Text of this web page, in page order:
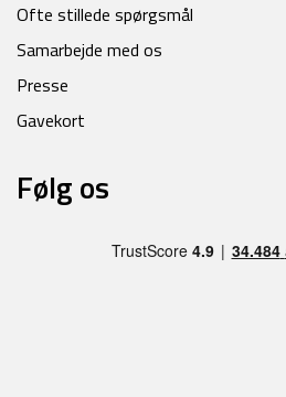
Ofte stillede spørgsmål
Samarbejde med os
Presse
Gavekort
Følg os